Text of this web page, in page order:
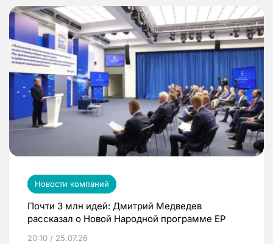
Новости компаний
Почти 3 млн идей: Дмитрий Медведев
рассказал о Новой Народной программе ЕР
20:10 / 25.07.26